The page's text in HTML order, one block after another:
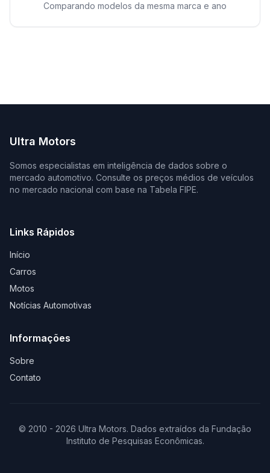
Comparando modelos da mesma marca e ano
Ultra Motors
Somos especialistas em inteligência de dados sobre o
mercado automotivo. Consulte os preços médios de veículos
no mercado nacional com base na Tabela FIPE.
Links Rápidos
Início
Carros
Motos
Notícias Automotivas
Informações
Sobre
Contato
© 2010 - 2026 Ultra Motors. Dados extraídos da Fundação
Instituto de Pesquisas Econômicas.